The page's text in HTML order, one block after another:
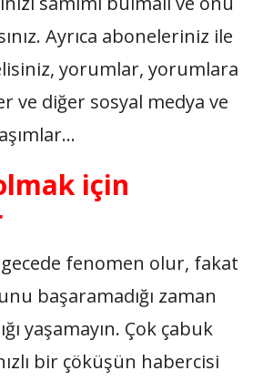
Ayrıca aboneleriniz ile
yorumlar, yorumlara
ve diğer sosyal medya ve
için
fenomen olur, fakat
başaramadığı zaman
yaşamayın. Çok çabuk
bir çöküşün habercisi